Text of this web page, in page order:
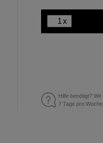
x
Hilfe benötigt? Wir
7 Tage pro Woche